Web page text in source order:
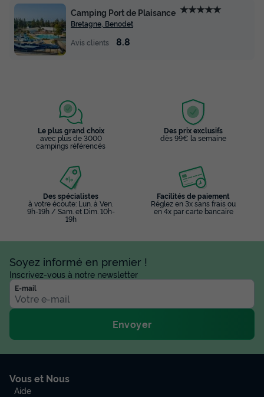
Camping Port de Plaisance ★★★★★
Bretagne, Benodet
Avis clients
8.8
Le plus grand choix
avec plus de 3000
campings référencés
Des prix exclusifs
dès 99€ la semaine
Des spécialistes
à votre écoute: Lun. à Ven.
9h-19h / Sam. et Dim. 10h-
19h
Facilités de paiement
Réglez en 3x sans frais ou
en 4x par carte bancaire
Soyez informé en premier !
Inscrivez-vous à notre newsletter
E-mail
Envoyer
Vous et Nous
Aide